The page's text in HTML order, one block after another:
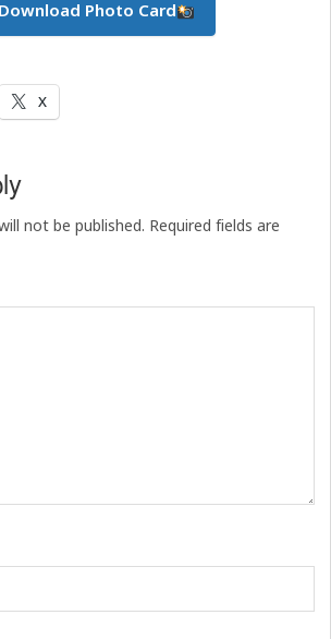
Download Photo Card
X
not be published. Required fields are